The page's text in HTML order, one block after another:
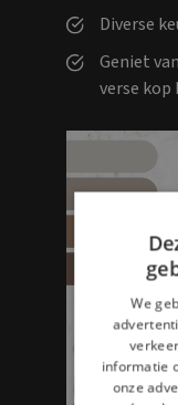
Diverse
Geniet
verse kop
We
informatie
onze